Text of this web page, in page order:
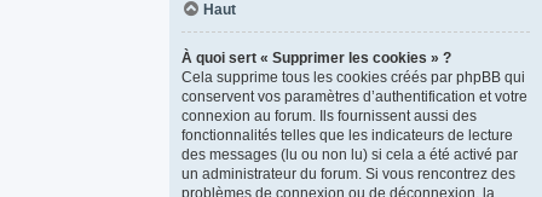
Haut
À quoi sert « Supprimer les cookies » ?
Cela supprime tous les cookies créés par phpBB qui
conservent vos paramètres d’authentification et votre
connexion au forum. Ils fournissent aussi des
fonctionnalités telles que les indicateurs de lecture
des messages (lu ou non lu) si cela a été activé par
un administrateur du forum. Si vous rencontrez des
problèmes de connexion ou de déconnexion, la